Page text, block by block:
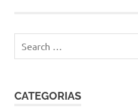
CATEGORIAS